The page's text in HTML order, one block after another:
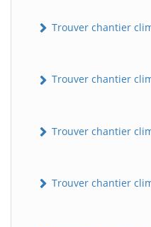
Trouver chantier
Trouver chantier
Trouver chantier
Trouver chantier